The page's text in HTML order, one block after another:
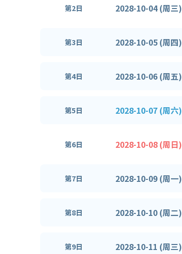
第2日 2028-10-04 (周三)
第3日 2028-10-05 (周四)
第4日 2028-10-06 (周五)
第5日 2028-10-07 (周六)
第6日 2028-10-08 (周日)
第7日 2028-10-09 (周一)
第8日 2028-10-10 (周二)
第9日 2028-10-11 (周三)